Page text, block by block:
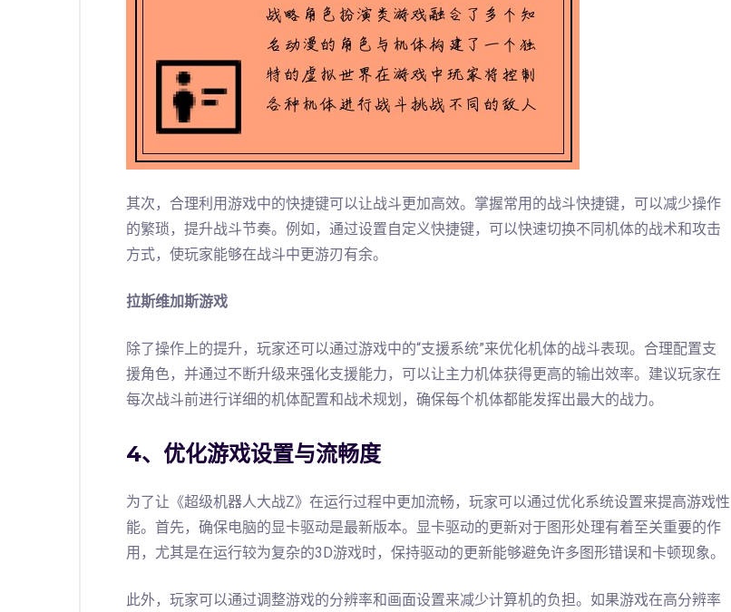
其次，合理利用游戏中的快捷键可以让战斗更加高效。掌握常用的战斗快捷键，可以减少操作
的繁琐，提升战斗节奏。例如，通过设置自定义快捷键，可以快速切换不同机体的战术和攻击
方式，使玩家能够在战斗中更游刃有余。
拉斯维加斯游戏
除了操作上的提升，玩家还可以通过游戏中的“支援系统”来优化机体的战斗表现。合理配置支
援角色，并通过不断升级来强化支援能力，可以让主力机体获得更高的输出效率。建议玩家在
每次战斗前进行详细的机体配置和战术规划，确保每个机体都能发挥出最大的战力。
4、优化游戏设置与流畅度
为了让《超级机器人大战Z》在运行过程中更加流畅，玩家可以通过优化系统设置来提高游戏性
能。首先，确保电脑的显卡驱动是最新版本。显卡驱动的更新对于图形处理有着至关重要的作
用，尤其是在运行较为复杂的3D游戏时，保持驱动的更新能够避免许多图形错误和卡顿现象。
此外，玩家可以通过调整游戏的分辨率和画面设置来减少计算机的负担。如果游戏在高分辨率